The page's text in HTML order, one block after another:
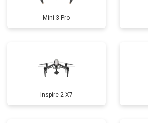
Mini 3 Pro
Inspire 2 X7